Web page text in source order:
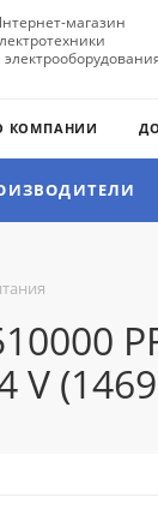
магазин
КОМПАНИИ
V